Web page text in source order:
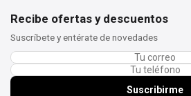
✓ Interfase de 5" para
Recibe ofertas y descuentos
Suscríbete y entérate de novedades
Suscribirme